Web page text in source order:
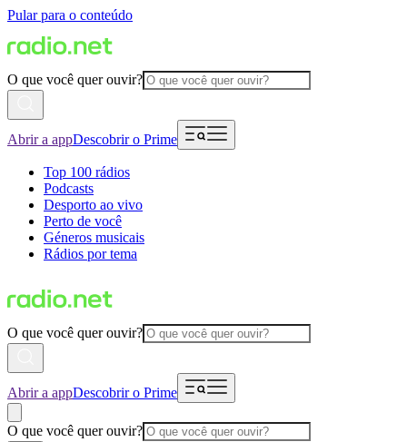
Pular para o conteúdo
O que você quer ouvir?
Abrir a appDescobrir o Prime
Top 100 rádios
Podcasts
Desporto ao vivo
Perto de você
Géneros musicais
Rádios por tema
O que você quer ouvir?
Abrir a appDescobrir o Prime
O que você quer ouvir?